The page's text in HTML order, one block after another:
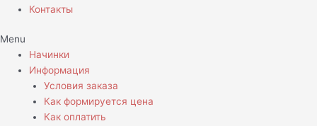
Контакты
Menu
Начинки
Информация
Условия заказа
Как формируется цена
Как оплатить